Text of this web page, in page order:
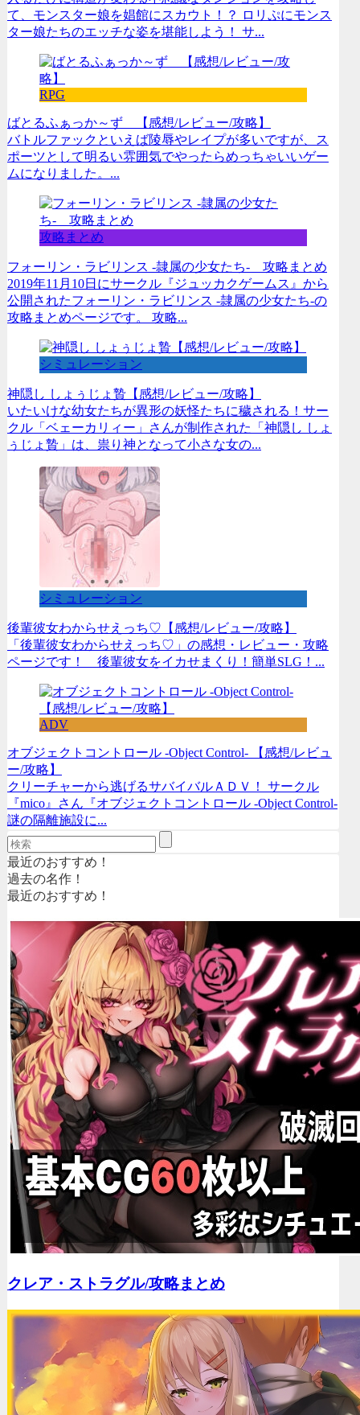
て、モンスター娘を娼館にスカウト！？ ロリぷにモンス
ター娘たちのエッチな姿を堪能しよう！ サ...
RPG
ばとるふぁっか～ず 【感想/レビュー/攻略】
バトルファックといえば陵辱やレイプが多いですが、ス
ポーツとして明るい雰囲気でやったらめっちゃいいゲー
ムになりました。...
攻略まとめ
フォーリン・ラビリンス -隷属の少女たち- 攻略まとめ
2019年11月10日にサークル『ジュッカクゲームス』から
公開されたフォーリン・ラビリンス -隷属の少女たち-の
攻略まとめページです。 攻略...
シミュレーション
神隠し しょぅじょ贄【感想/レビュー/攻略】
いたいけな幼女たちが異形の妖怪たちに穢される！サー
クル「ベェーカリィー」さんが制作された「神隠し しょ
ぅじょ贄」は、祟り神となって小さな女の...
シミュレーション
後輩彼女わからせえっち♡【感想/レビュー/攻略】
「後輩彼女わからせえっち♡」の感想・レビュー・攻略
ページです！ 後輩彼女をイカせまくり！簡単SLG！...
ADV
オブジェクトコントロール -Object Control- 【感想/レビュ
ー/攻略】
クリーチャーから逃げるサバイバルＡＤＶ！ サークル
『mico』さん『オブジェクトコントロール -Object Control-
謎の隔離施設に...
最近のおすすめ！
過去の名作！
最近のおすすめ！
クレア・ストラグル/攻略まとめ